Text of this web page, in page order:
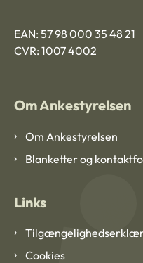
EAN: 57 98 000 35 48 21
CVR: 1007 4002
Om Ankestyrelsen
Om Ankestyrelsen
Blanketter og
Links
Cookies